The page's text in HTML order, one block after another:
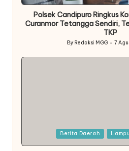
Polsek Candipuro Ringkus
Curanmor Tetangga Sendiri,
TKP
Posted
by
By Redaksi MGG 7
Berita Daerah